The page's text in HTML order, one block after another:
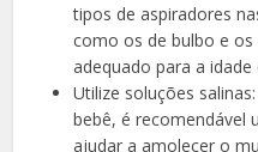
tipos de aspiradores
como os de bulbo e os
adequado para a idade
Utilize soluções
bebê, é recomendável
ajudar a amolecer o